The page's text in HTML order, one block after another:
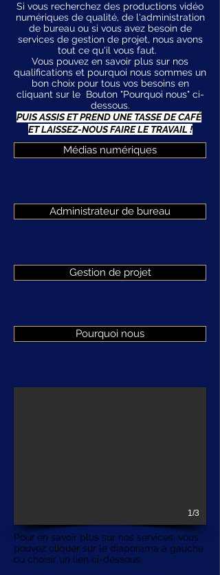
Si vous recherchez des productions vidéo
numériques de qualité, de l'administration
de bureau ou si vous avez besoin de
services de gestion de projet, nous avons
tout ce qu'il vous faut.
Vous pouvez en savoir plus sur nos
qualifications et pourquoi nous sommes un
bon choix pour tous vos besoins en
cliquant sur le Bouton "Pourquoi nous" ci-
dessous.
PUIS ASSIS ET PREND UNE TASSE DE CAFÉ
ET LAISSEZ-NOUS FAIRE LE TRAVAIL !
Médias numériques
Administrateur de bureau
Gestion de projet
Pourquoi nous
1/3
Pour en savoir plus sur nos services, vous
pouvez cliquer sur le diaporama à gauche
ou choisir un lien ci-dessous.